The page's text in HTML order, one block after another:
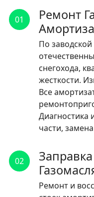
01
Ремонт
По
снегохода,
жесткости.
Все
Диагностика
части,
02
Ремонт и